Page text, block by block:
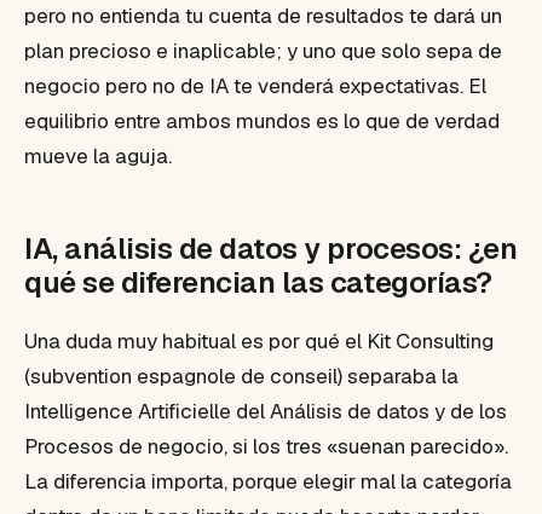
pero no entienda tu cuenta de resultados te dará un
plan precioso e inaplicable; y uno que solo sepa de
negocio pero no de IA te venderá expectativas. El
equilibrio entre ambos mundos es lo que de verdad
mueve la aguja.
IA, análisis de datos y procesos: ¿en
qué se diferencian las categorías?
Una duda muy habitual es por qué el Kit Consulting
(subvention espagnole de conseil) separaba la
Intelligence Artificielle del Análisis de datos y de los
Procesos de negocio, si los tres «suenan parecido».
La diferencia importa, porque elegir mal la categoría